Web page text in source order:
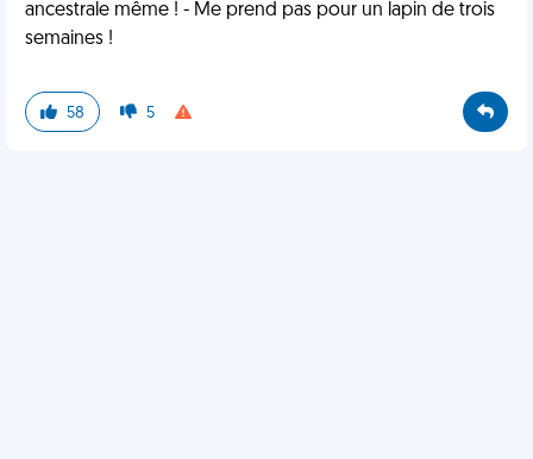
ancestrale même ! - Me prend pas pour un lapin de trois
semaines !
58 5